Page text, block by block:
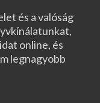
és a valóság
online, és
legnagyobb